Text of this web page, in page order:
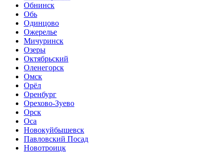
Обнинск
Обь
Одинцово
Ожерелье
Мичуринск
Озеры
Октябрьский
Оленегорск
Омск
Орёл
Оренбург
Орехово-Зуево
Орск
Оса
Новокуйбышевск
Павловский Посад
Новотроицк